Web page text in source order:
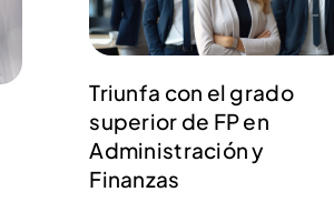
Triunfa con el grado
superior de FP en
Administración y
Finanzas